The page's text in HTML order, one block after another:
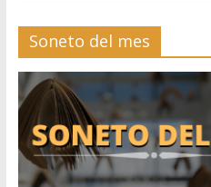
Soneto del mes